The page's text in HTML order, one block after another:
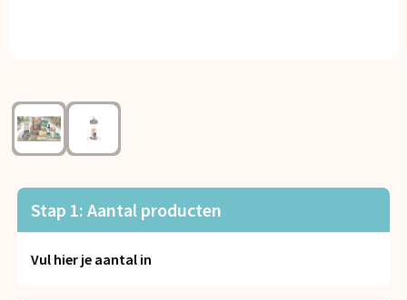
Reisbenodigdheden
Schrijfwaren
Sleutelhangers en Lanyards
Snoepgoed
Stap 1: Aantal producten
Vul hier je aantal in